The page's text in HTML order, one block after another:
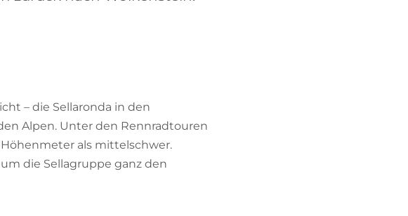
– die Sellaronda in den
Alpen. Unter den Rennradtouren
als mittelschwer.
die Sellagruppe ganz den